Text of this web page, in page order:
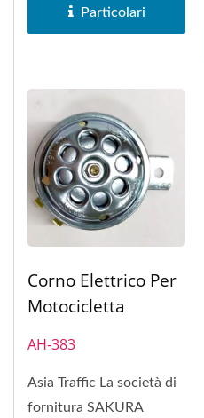
SAKURA...Particolari
Corno Elettrico Per
Motocicletta
AH-383
Asia Traffic La società di
fornitura SAKURA